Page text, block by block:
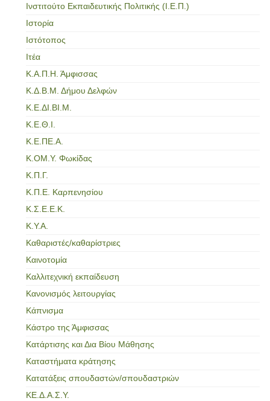
Ινστιτούτο Εκπαιδευτικής Πολιτικής (Ι.Ε.Π.)
Ιστορία
Ιστότοπος
Ιτέα
Κ.Α.Π.Η. Άμφισσας
Κ.Δ.Β.Μ. Δήμου Δελφών
Κ.Ε.ΔΙ.ΒΙ.Μ.
Κ.Ε.Θ.Ι.
Κ.Ε.ΠΕ.Α.
Κ.ΟΜ.Υ. Φωκίδας
Κ.Π.Γ.
Κ.Π.Ε. Καρπενησίου
Κ.Σ.Ε.Ε.Κ.
Κ.Υ.Α.
Καθαριστές/καθαρίστριες
Καινοτομία
Καλλιτεχνική εκπαίδευση
Κανονισμός λειτουργίας
Κάπνισμα
Κάστρο της Άμφισσας
Κατάρτισης και Δια Βίου Μάθησης
Καταστήματα κράτησης
Κατατάξεις σπουδαστών/σπουδαστριών
ΚΕ.Δ.Α.Σ.Υ.